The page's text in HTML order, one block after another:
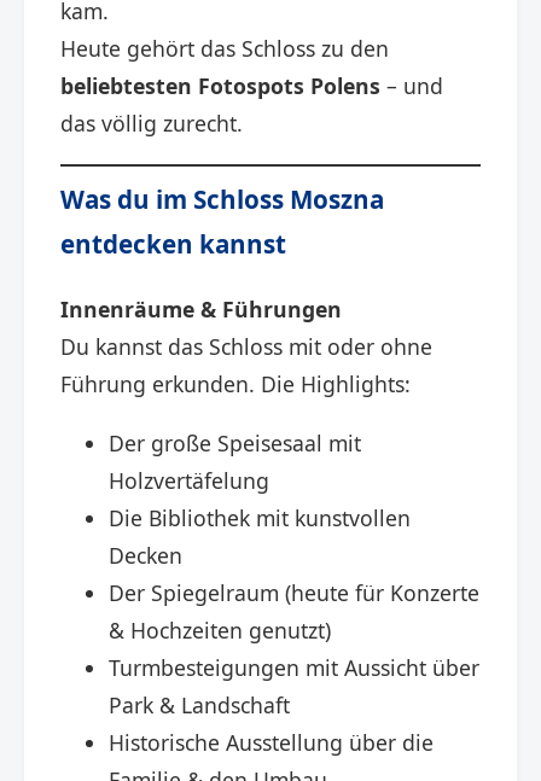
kam.
Heute gehört das Schloss zu den
beliebtesten Fotospots Polens – und
das völlig zurecht.
Was du im Schloss Moszna
entdecken kannst
Innenräume & Führungen
Du kannst das Schloss mit oder ohne
Führung erkunden. Die Highlights:
Der große Speisesaal mit
Holzvertäfelung
Die Bibliothek mit kunstvollen
Decken
Der Spiegelraum (heute für Konzerte
& Hochzeiten genutzt)
Turmbesteigungen mit Aussicht über
Park & Landschaft
Historische Ausstellung über die